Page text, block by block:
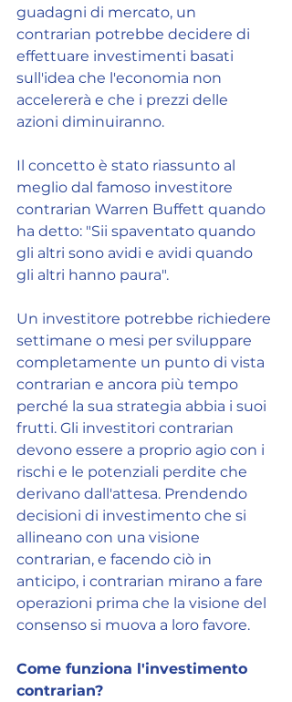
guadagni di mercato, un
contrarian potrebbe decidere di
effettuare investimenti basati
sull'idea che l'economia non
accelererà e che i prezzi delle
azioni diminuiranno.
Il concetto è stato riassunto al
meglio dal famoso investitore
contrarian Warren Buffett quando
ha detto: "Sii spaventato quando
gli altri sono avidi e avidi quando
gli altri hanno paura".
Un investitore potrebbe richiedere
settimane o mesi per sviluppare
completamente un punto di vista
contrarian e ancora più tempo
perché la sua strategia abbia i suoi
frutti. Gli investitori contrarian
devono essere a proprio agio con i
rischi e le potenziali perdite che
derivano dall'attesa. Prendendo
decisioni di investimento che si
allineano con una visione
contrarian, e facendo ciò in
anticipo, i contrarian mirano a fare
operazioni prima che la visione del
consenso si muova a loro favore.
Come funziona l'investimento
contrarian?